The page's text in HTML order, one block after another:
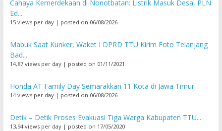
Cahaya Kemerdekaan di Nonotbatan: Listrik Masuk Desa, PLN
Ed...
15 views per day| posted on 06/08/2026
Mabuk Saat Kunker, Waket I DPRD TTU Kirim Foto Telanjang
Bad...
14,87 views per day| posted on 01/11/2021
Honda AT Family Day Semarakkan 11 Kota di Jawa Timur
14 views per day| posted on 06/08/2026
Detik – Detik Proses Evakuasi Tiga Warga Kabupaten TTU...
13,94 views per day| posted on 17/05/2020